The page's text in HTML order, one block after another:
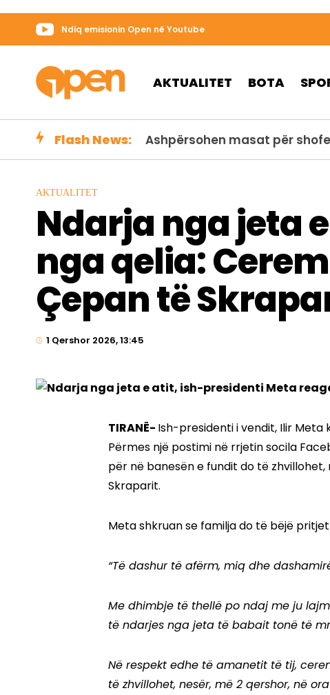
Ndiq emisionin Open në Youtube
AKTUALITET BOTA
Flash News: FOTO/ Ulja e nivelit të
AKTUALITET
Ndarja nga jeta
nga qelia:
Çepan të
1 Qershor 2026, 13:45
TIRANË- Ish-presidenti i vendit, Ilir
Përmes një postimi në rrjetin socila
për në banesën e fundit do të zhvillohet,
Skraparit.
Meta shkruan se familja do të bëjë
“Të dashur të afërm, miq dhe
Me dhimbje të thellë po ndaj me ju
të ndarjes nga jeta të babait tonë të
Në respekt edhe të amanetit të tij,
të zhvillohet, nesër, më 2 qershor, në